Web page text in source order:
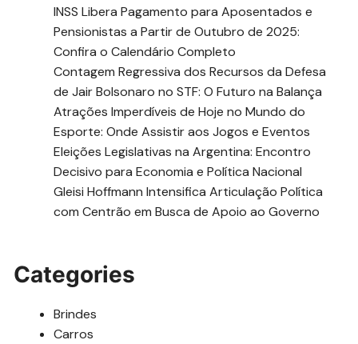
INSS Libera Pagamento para Aposentados e
Pensionistas a Partir de Outubro de 2025:
Confira o Calendário Completo
Contagem Regressiva dos Recursos da Defesa
de Jair Bolsonaro no STF: O Futuro na Balança
Atrações Imperdíveis de Hoje no Mundo do
Esporte: Onde Assistir aos Jogos e Eventos
Eleições Legislativas na Argentina: Encontro
Decisivo para Economia e Política Nacional
Gleisi Hoffmann Intensifica Articulação Política
com Centrão em Busca de Apoio ao Governo
Categories
Brindes
Carros